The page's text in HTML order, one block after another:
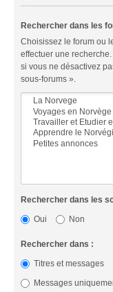
Rechercher dans les
Choisissez le forum ou
effectuer une
si vous ne désactivez
sous-forums ».
Rechercher dans les
Oui
Non
Rechercher dans :
Titres et messages
Messages